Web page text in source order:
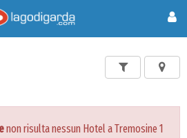
non risulta nessun Hotel a Tremosine 1